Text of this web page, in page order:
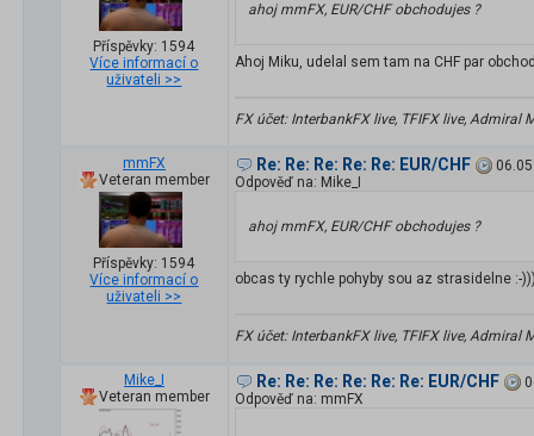
Příspěvky: 1594
Více informací o
uživateli >>
ahoj mmFX, EUR/CHF obchodujes ?
Ahoj Miku, udelal sem tam na CHF par
FX účet: InterbankFX live, TFIFX live, Admiral
mmFX
Veteran member
Příspěvky: 1594
Více informací o
uživateli >>
Re: Re: Re: Re: Re: EUR/CHF
Odpověď na: Mike_I
ahoj mmFX, EUR/CHF obchodujes ?
obcas ty rychle pohyby sou az strasidelne :-
FX účet: InterbankFX live, TFIFX live, Admiral
Mike_I
Veteran member
Re: Re: Re: Re: Re: Re: EUR/CHF
Odpověď na: mmFX